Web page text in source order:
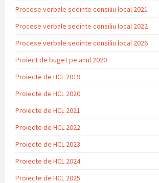
Procese verbale sedinte consiliu local 2021
Procese verbale sedinte consiliu local 2022
Procese verbale sedinte consiliu local 2026
Proiect de buget pe anul 2020
Proiecte de HCL 2019
Proiecte de HCL 2020
Proiecte de HCL 2021
Proiecte de HCL 2022
Proiecte de HCL 2023
Proiecte de HCL 2024
Proiecte de HCL 2025